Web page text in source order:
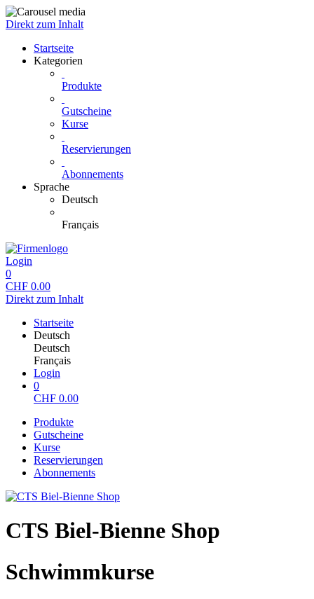
Direkt zum Inhalt
Startseite
Kategorien
Produkte
Gutscheine
Kurse
Reservierungen
Abonnements
Sprache
Deutsch
Français
Login
0
CHF 0.00
Direkt zum Inhalt
Startseite
Deutsch
Deutsch
Français
Login
0
CHF 0.00
Produkte
Gutscheine
Kurse
Reservierungen
Abonnements
CTS Biel-Bienne Shop
Schwimmkurse